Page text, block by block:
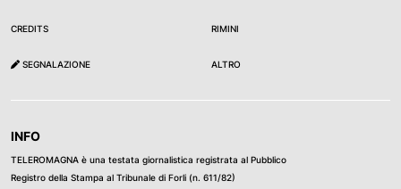
CREDITS
SEGNALAZIONE
RIMINI
ALTRO
INFO
TELEROMAGNA è una testata giornalistica registrata al Pubblico
Registro della Stampa al Tribunale di Forli (n. 611/82)